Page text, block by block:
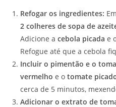
Refogar os ingredientes:
2 colheres de sopa de
Adicione a cebola picada e
Refogue até que a cebola
Incluir o pimentão e o
vermelho e o tomate
cerca de 5 minutos,
Adicionar o extrato de